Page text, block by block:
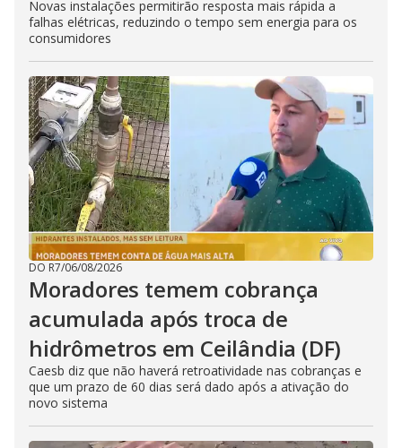
Novas instalações permitirão resposta mais rápida a
falhas elétricas, reduzindo o tempo sem energia para os
consumidores
DO R7/06/08/2026
Moradores temem cobrança
acumulada após troca de
hidrômetros em Ceilândia (DF)
Caesb diz que não haverá retroatividade nas cobranças e
que um prazo de 60 dias será dado após a ativação do
novo sistema